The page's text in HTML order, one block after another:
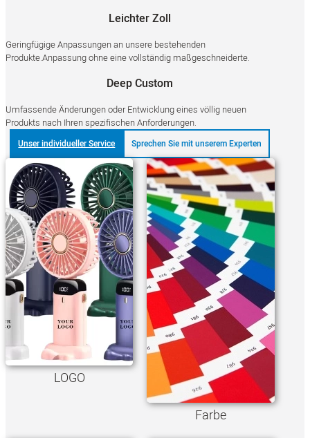
Leichter Zoll
Geringfügige Anpassungen an unsere bestehenden
Produkte.Anpassung ohne eine vollständig maßgeschneiderte.
Deep Custom
Umfassende Änderungen oder Entwicklung eines völlig neuen
Produkts nach Ihren spezifischen Anforderungen.
Unser individueller Service Sprechen Sie mit unserem Experten
LOGO
Farbe